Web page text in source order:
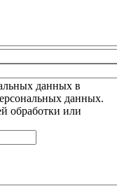
данных в
данных.
обработки или